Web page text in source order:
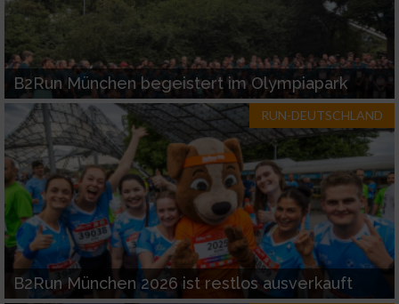
B2Run München begeistert im Olympiapark
RUN-DEUTSCHLAND
B2Run München 2026 ist restlos ausverkauft